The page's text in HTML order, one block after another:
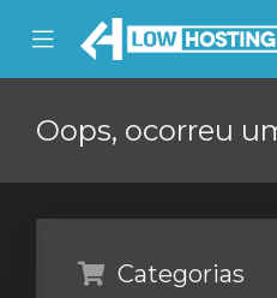
Mobile
Menu
Oops, ocorreu
Categorias